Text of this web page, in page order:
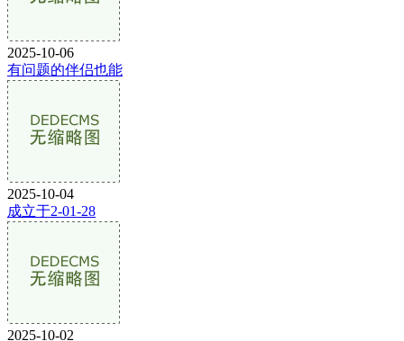
2025-10-06
有问题的伴侣也能
2025-10-04
成立于2-01-28
2025-10-02